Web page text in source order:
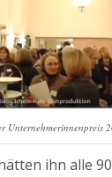
Unternehmerinnenpreis
ihn alle 90